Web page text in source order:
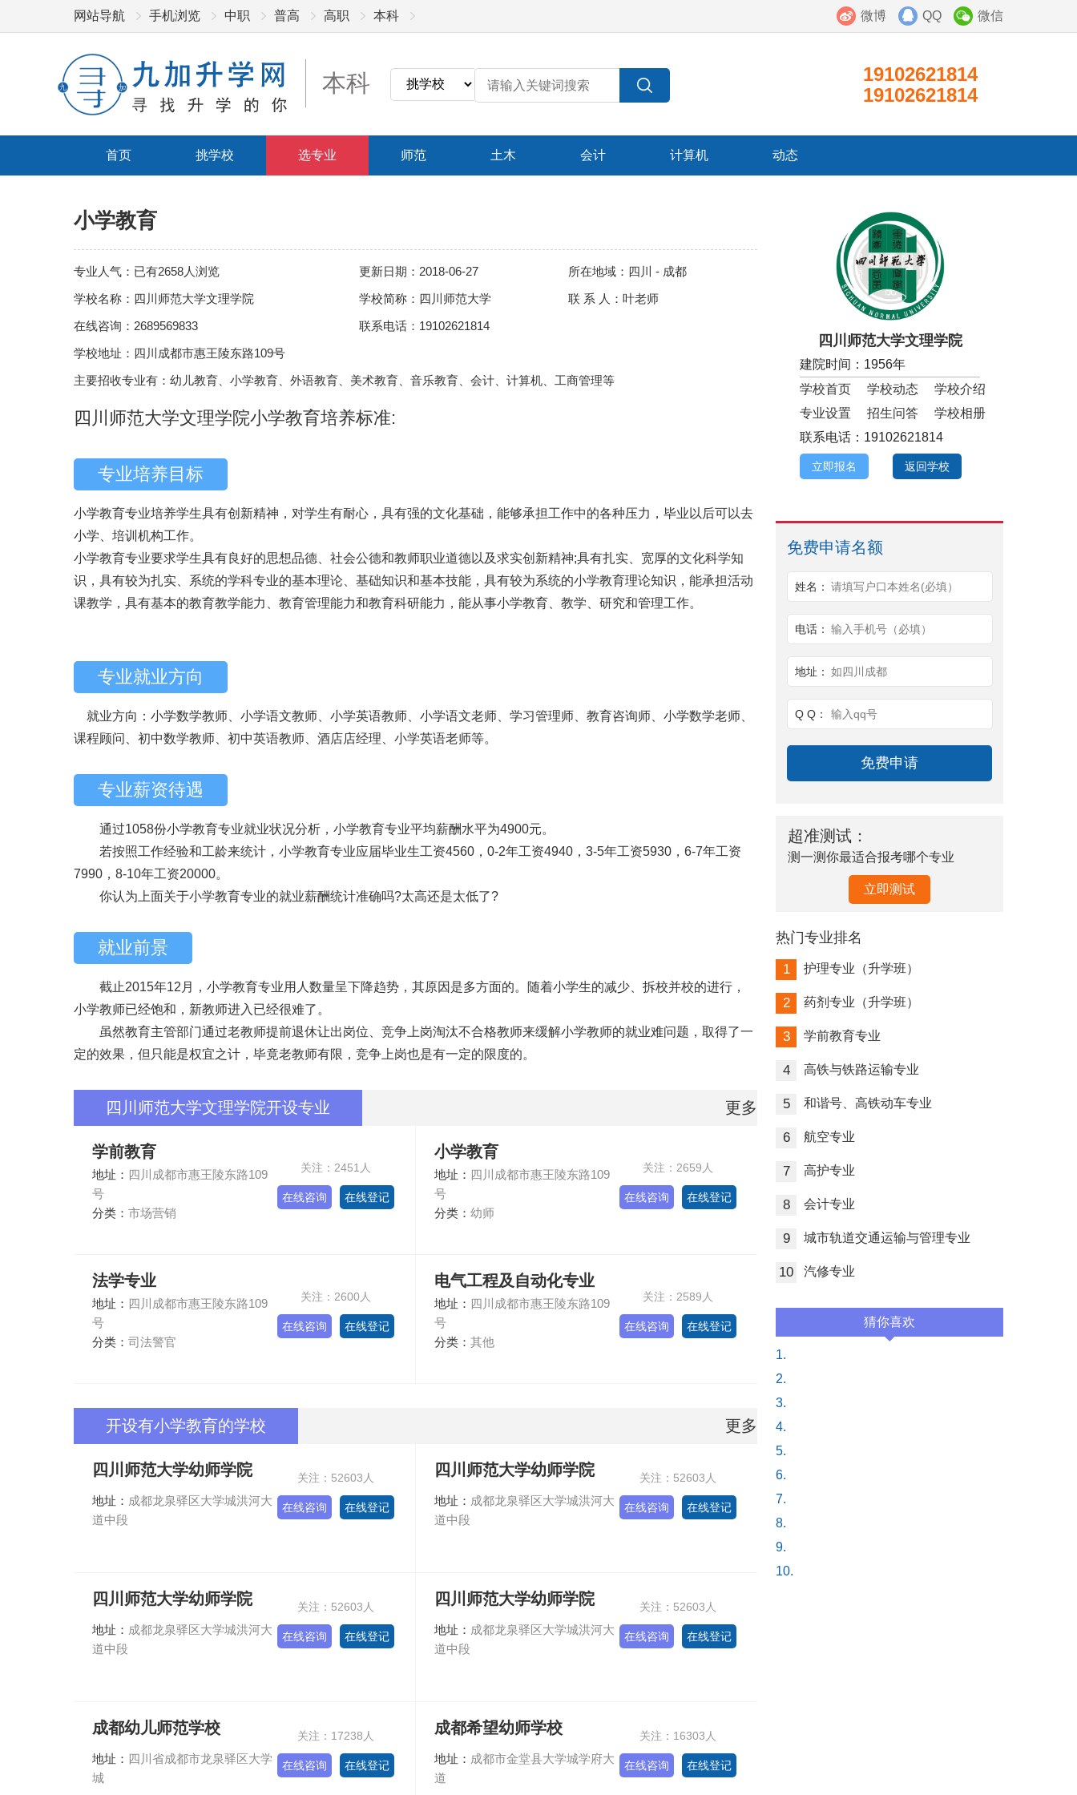
网站导航 手机浏览 中职 普高 高职 本科 微信
QQ
微博
本科
19102621814
19102621814
首页 挑学校 选专业 师范 土木 会计 计算机 动态
四川师范大学文理学院
建院时间：1956年
学校首页
学校动态
学校介绍
专业设置
招生问答
学校相册
联系电话：19102621814
立即报名 返回学校
免费申请名额
姓名： 请填写户口本姓名(必填）
电话： 输入手机号（必填）
地址： 如四川成都
Q Q： 输入qq号
超准测试：
测一测你最适合报考哪个专业
立即测试
热门专业排名
1 护理专业（升学班）
2 药剂专业（升学班）
3 学前教育专业
4 高铁与铁路运输专业
5 和谐号、高铁动车专业
6 航空专业
7 高护专业
8 会计专业
9 城市轨道交通运输与管理专业
10 汽修专业
猜你喜欢
1.
2.
3.
4.
5.
6.
7.
8.
9.
10.
小学教育
专业人气：已有2658人浏览 更新日期：2018-06-27
所在地域：四川 - 成都
学校名称：四川师范大学文理学院
学校简称：四川师范大学
联 系 人：叶老师
在线咨询：2689569833
联系电话：19102621814
学校地址：四川成都市惠王陵东路109号
主要招收专业有：幼儿教育、小学教育、外语教育、美术教育、音乐教育、会计、计算机、工商管理等
四川师范大学文理学院小学教育培养标准:
专业培养目标
小学教育专业培养学生具有创新精神，对学生有耐心，具有强的文化基础，能够承担工作中的各种压力，毕业以后可以去
小学、培训机构工作。
小学教育专业要求学生具有良好的思想品德、社会公德和教师职业道德以及求实创新精神;具有扎实、宽厚的文化科学知
识，具有较为扎实、系统的学科专业的基本理论、基础知识和基本技能，具有较为系统的小学教育理论知识，能承担活动
课教学，具有基本的教育教学能力、教育管理能力和教育科研能力，能从事小学教育、教学、研究和管理工作。
专业就业方向
就业方向：小学数学教师、小学语文教师、小学英语教师、小学语文老师、学习管理师、教育咨询师、小学数学老师、
课程顾问、初中数学教师、初中英语教师、酒店店经理、小学英语老师等。
专业薪资待遇
通过1058份小学教育专业就业状况分析，小学教育专业平均薪酬水平为4900元。
若按照工作经验和工龄来统计，小学教育专业应届毕业生工资4560，0-2年工资4940，3-5年工资5930，6-7年工资
7990，8-10年工资20000。
你认为上面关于小学教育专业的就业薪酬统计准确吗?太高还是太低了?
就业前景
截止2015年12月，小学教育专业用人数量呈下降趋势，其原因是多方面的。随着小学生的减少、拆校并校的进行，
小学教师已经饱和，新教师进入已经很难了。
虽然教育主管部门通过老教师提前退休让出岗位、竞争上岗淘汰不合格教师来缓解小学教师的就业难问题，取得了一
定的效果，但只能是权宜之计，毕竟老教师有限，竞争上岗也是有一定的限度的。
四川师范大学文理学院开设专业 更多
学前教育
地址： 四川成都市惠王陵东路109
号
分类： 市场营销
关注：2451人
在线咨询 在线登记
小学教育
地址： 四川成都市惠王陵东路109
号
分类： 幼师
关注：2659人
在线咨询 在线登记
法学专业
地址： 四川成都市惠王陵东路109
号
分类： 司法警官
关注：2600人
在线咨询 在线登记
电气工程及自动化专业
地址： 四川成都市惠王陵东路109
号
分类： 其他
关注：2589人
在线咨询 在线登记
开设有小学教育的学校 更多
四川师范大学幼师学院
地址： 成都龙泉驿区大学城洪河大
道中段
关注：52603人
在线咨询 在线登记
四川师范大学幼师学院
地址： 成都龙泉驿区大学城洪河大
道中段
关注：52603人
在线咨询 在线登记
四川师范大学幼师学院
地址： 成都龙泉驿区大学城洪河大
道中段
关注：52603人
在线咨询 在线登记
四川师范大学幼师学院
地址： 成都龙泉驿区大学城洪河大
道中段
关注：52603人
在线咨询 在线登记
成都幼儿师范学校
地址： 四川省成都市龙泉驿区大学
城
关注：17238人
在线咨询 在线登记
成都希望幼师学校
地址： 成都市金堂县大学城学府大
道
关注：16303人
在线咨询 在线登记